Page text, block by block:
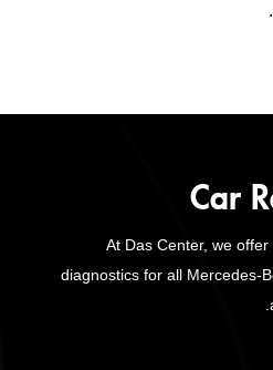
Car
At Das Center, we
diagnostics for all Mercedes-